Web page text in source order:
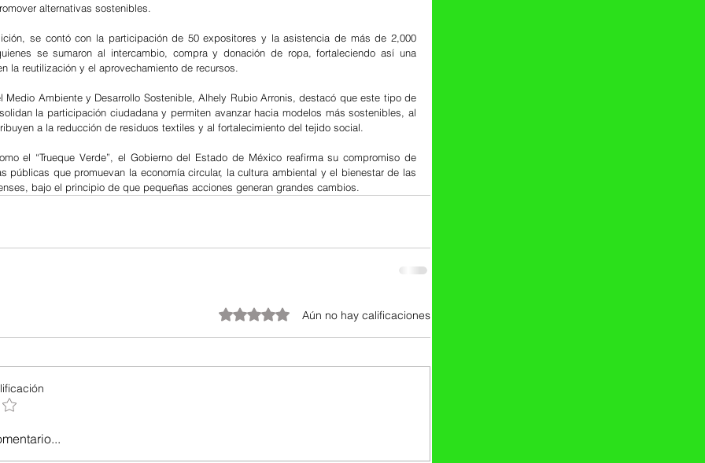
alternativas sostenibles.
se contó con la participación de 50 expositores y la asistencia de más de 2,000
se sumaron al intercambio, compra y donación de ropa, fortaleciendo así una
la reutilización y el aprovechamiento de recursos.
Medio Ambiente y Desarrollo Sostenible, Alhely Rubio Arronis, destacó que este tipo de
la participación ciudadana y permiten avanzar hacia modelos más sostenibles, al
a la reducción de residuos textiles y al fortalecimiento del tejido social.
el “Trueque Verde”, el Gobierno del Estado de México reafirma su compromiso de
públicas que promuevan la economía circular, la cultura ambiental y el bienestar de las
bajo el principio de que pequeñas acciones generan grandes cambios.
Obtuvo 0 de 5 estrellas.Aún no hay calificaciones